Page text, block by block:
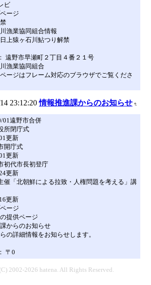
ビ
ージ
川漁業協同組合情報
上猿ヶ石川鮎つり解禁
遠野市早瀬町２丁目４番２１号
川漁業協同組合
ージはフレーム対応のブラウザでご覧くださ
23:12:20 情報推進課からのお知らせ
01遠野市合併
所閉庁式
更新
開庁式
更新
初代市長初登庁
更新
催「北朝鮮による拉致・人権問題を考える」講
更新
ージ
提供ページ
からのお知らせ
の詳細情報をお知らせします。
〒0
2002-2026 hatena. All Rights Reserved.